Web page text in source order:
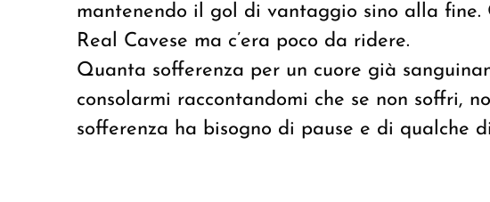
mantenendo il gol di vantaggio sino alla fine.
Real Cavese ma c’era poco da ridere.
Quanta sofferenza per un cuore già
consolarmi raccontandomi che se non soffri,
sofferenza ha bisogno di pause e di qualche